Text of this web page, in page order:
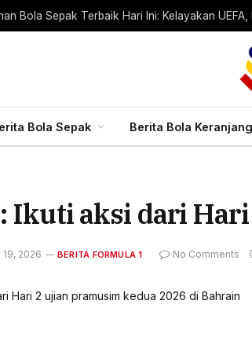
Bola Sepak Berita Bola Keranjang
Ikuti aksi dari
19, 2026 BERITA FORMULA 1 No Comments